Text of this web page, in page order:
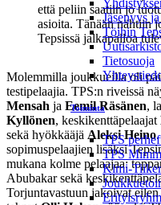
Jäsenyys
Töihin
Tietosuoja
Toiminta
TPS
TPS
Kimi-
että peliin saatiin jo
asioita. Tänään nähtiin
Tepsissä jalkapalloa
Molemmilla joukkueilla oli
testipelaajia. TPS:n riveissä
Mensah ja Eemil Räsänen,
Kyllönen, keskikenttäpelaajat
sekä hyökkääjä Aleksi Heino
sopimuspelaajien lisäksi
mukana kolme pelaajaa:
Abubakar sekä
Torjuntavastuun jakoivat